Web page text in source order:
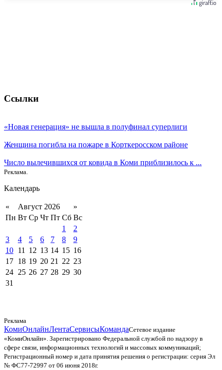
Ссылки
«Новая генерация» не вышла в полуфинал суперлиги
Женщина погибла на пожаре в Корткеросском районе
Число вылечившихся от ковида в Коми приблизилось к ...
Реклама.
Календарь
« Август 2026
»
Пн Вт Ср Чт Пт Сб Вс
1
2
3
4 5 6 7 8
9
10 11 12 13 14 15 16
17 18 19 20 21 22 23
24 25 26 27 28 29 30
31
Реклама
КомиОнлайнЛентаСервисыКомандаСетевое издание
«КомиОнлайн». Зарегистрировано Федеральной службой по надзору в
сфере связи, информационных технологий и массовых коммуникаций;
Регистрационный номер и дата принятия решения о регистрации: серия Эл
№ ФС77-72997 от 06 июня 2018г.